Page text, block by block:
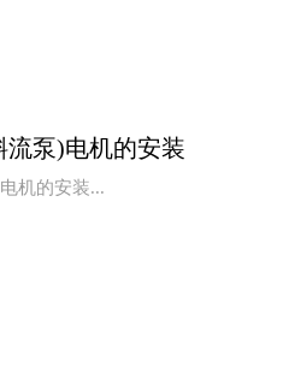
泵)电机的安装
机的安装...